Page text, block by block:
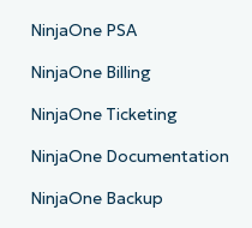
NinjaOne PSA
NinjaOne Billing
NinjaOne Ticketing
NinjaOne Documentation
NinjaOne Backup